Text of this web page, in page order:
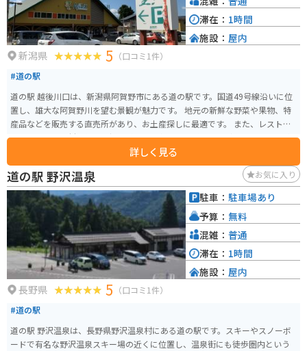
新潟県 5 （口コミ1件）
#道の駅
道の駅 越後川口は、新潟県阿賀野市にある道の駅です。国道49号線沿いに位
置し、雄大な阿賀野川を望む景観が魅力です。 地元の新鮮な野菜や果物、特
産品などを販売する直売所があり、お土産探しに最適です。 また、レストラ
ンでは、地元食材を使った郷土料理や、名物のへぎそばなどを味わうことが
いです。阿賀野川沿いは、景色が良いのでツーリングにもおすすめです。 周
辺には、麒麟山温泉や五頭温泉郷などの温泉地があり、観光拠点としても便
利です。
詳しく見る
滞在： 1時間
施設： 屋内
道の駅 野沢温泉 お気に入り
長野県 5 （口コミ1件）
#道の駅
道の駅 野沢温泉は、長野県野沢温泉村にある道の駅です。スキーやスノーボ
ードで有名な野沢温泉スキー場の近くに位置し、温泉街にも徒歩圏内という
駐車： 駐車場あり
予算： 無料
混雑： 普通
滞在： 1時間
施設： 屋内